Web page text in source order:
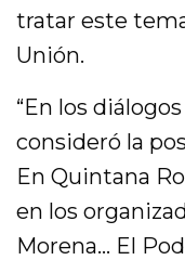
tratar este
Unión.
“En los
consideró la
En Quintana
en los
Morena… El